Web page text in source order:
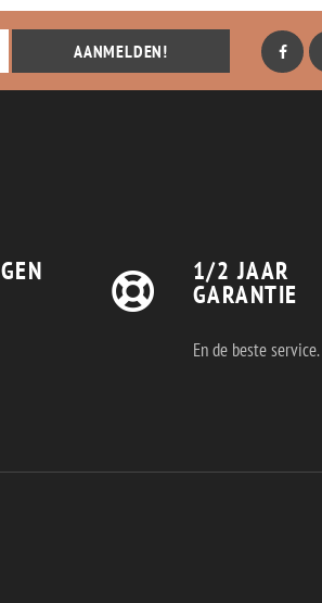
AANMELDEN!
1/2 JAAR
GARANTIE
En de beste service.